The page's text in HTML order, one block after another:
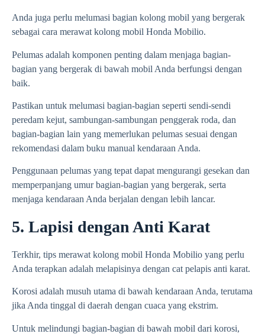
Anda juga perlu melumasi bagian kolong mobil yang bergerak
sebagai cara merawat kolong mobil Honda Mobilio.
Pelumas adalah komponen penting dalam menjaga bagian-
bagian yang bergerak di bawah mobil Anda berfungsi dengan
baik.
Pastikan untuk melumasi bagian-bagian seperti sendi-sendi
peredam kejut, sambungan-sambungan penggerak roda, dan
bagian-bagian lain yang memerlukan pelumas sesuai dengan
rekomendasi dalam buku manual kendaraan Anda.
Penggunaan pelumas yang tepat dapat mengurangi gesekan dan
memperpanjang umur bagian-bagian yang bergerak, serta
menjaga kendaraan Anda berjalan dengan lebih lancar.
5. Lapisi dengan Anti Karat
Terkhir, tips merawat kolong mobil Honda Mobilio yang perlu
Anda terapkan adalah melapisinya dengan cat pelapis anti karat.
Korosi adalah musuh utama di bawah kendaraan Anda, terutama
jika Anda tinggal di daerah dengan cuaca yang ekstrim.
Untuk melindungi bagian-bagian di bawah mobil dari korosi,